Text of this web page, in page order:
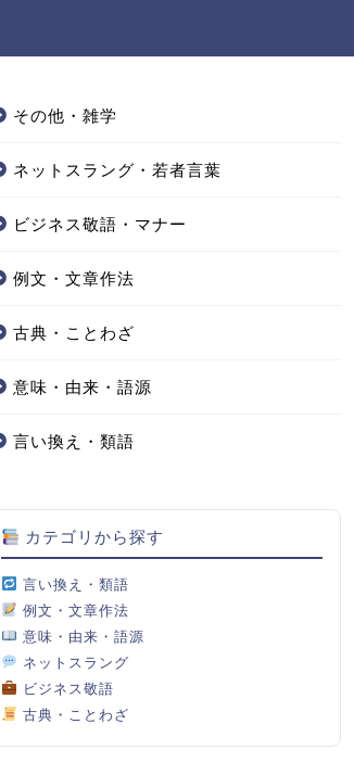
その他・雑学
ネットスラング・若者言葉
ビジネス敬語・マナー
例文・文章作法
古典・ことわざ
意味・由来・語源
言い換え・類語
カテゴリから探す
言い換え・類語
例文・文章作法
意味・由来・語源
ネットスラング
ビジネス敬語
古典・ことわざ